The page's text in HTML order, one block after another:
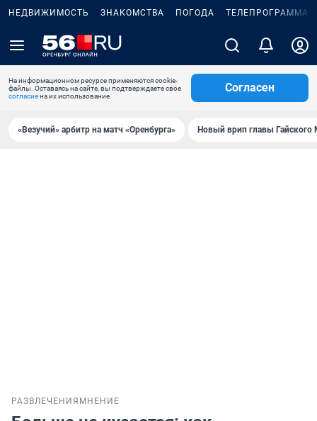
НЕДВИЖИМОСТЬ ЗНАКОМСТВА ПОГОДА ТЕЛЕПРОГРАММА
На информационном ресурсе применяются cookie-
файлы. Оставаясь на сайте, вы подтверждаете свое
согласиена их использование.
Согласен
«Везучий» арбитр на матч «Оренбурга» Новый врип главы Гайского
РАЗВЛЕЧЕНИЯ МНЕНИЕ